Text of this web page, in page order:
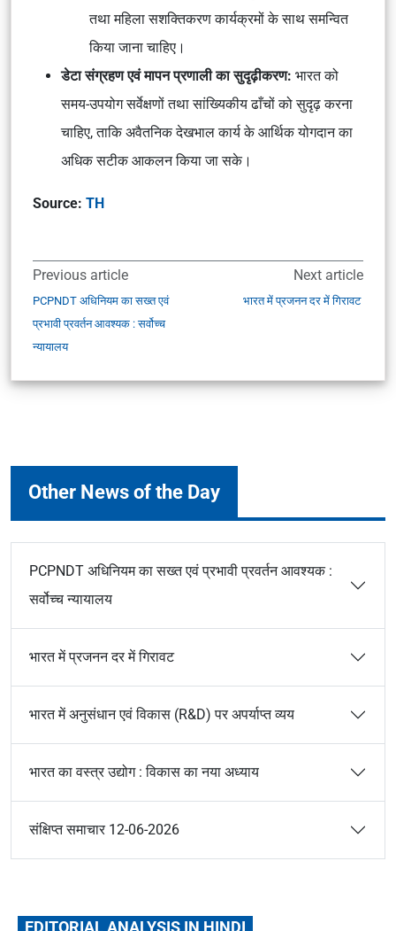
तथा महिला सशक्तिकरण कार्यक्रमों के साथ समन्वित
किया जाना चाहिए।
डेटा संग्रहण एवं मापन प्रणाली का सुदृढ़ीकरण: भारत को
समय-उपयोग सर्वेक्षणों तथा सांख्यिकीय ढाँचों को सुदृढ़ करना
चाहिए, ताकि अवैतनिक देखभाल कार्य के आर्थिक योगदान का
अधिक सटीक आकलन किया जा सके।
Source: TH
Previous article
PCPNDT अधिनियम का सख्त एवं
प्रभावी प्रवर्तन आवश्यक : सर्वोच्च
न्यायालय
Next article
भारत में प्रजनन दर में गिरावट
Other News of the Day
PCPNDT अधिनियम का सख्त एवं प्रभावी प्रवर्तन आवश्यक :
सर्वोच्च न्यायालय
भारत में प्रजनन दर में गिरावट
भारत में अनुसंधान एवं विकास (R&D) पर अपर्याप्त व्यय
भारत का वस्त्र उद्योग : विकास का नया अध्याय
संक्षिप्त समाचार 12-06-2026
EDITORIAL ANALYSIS IN HINDI